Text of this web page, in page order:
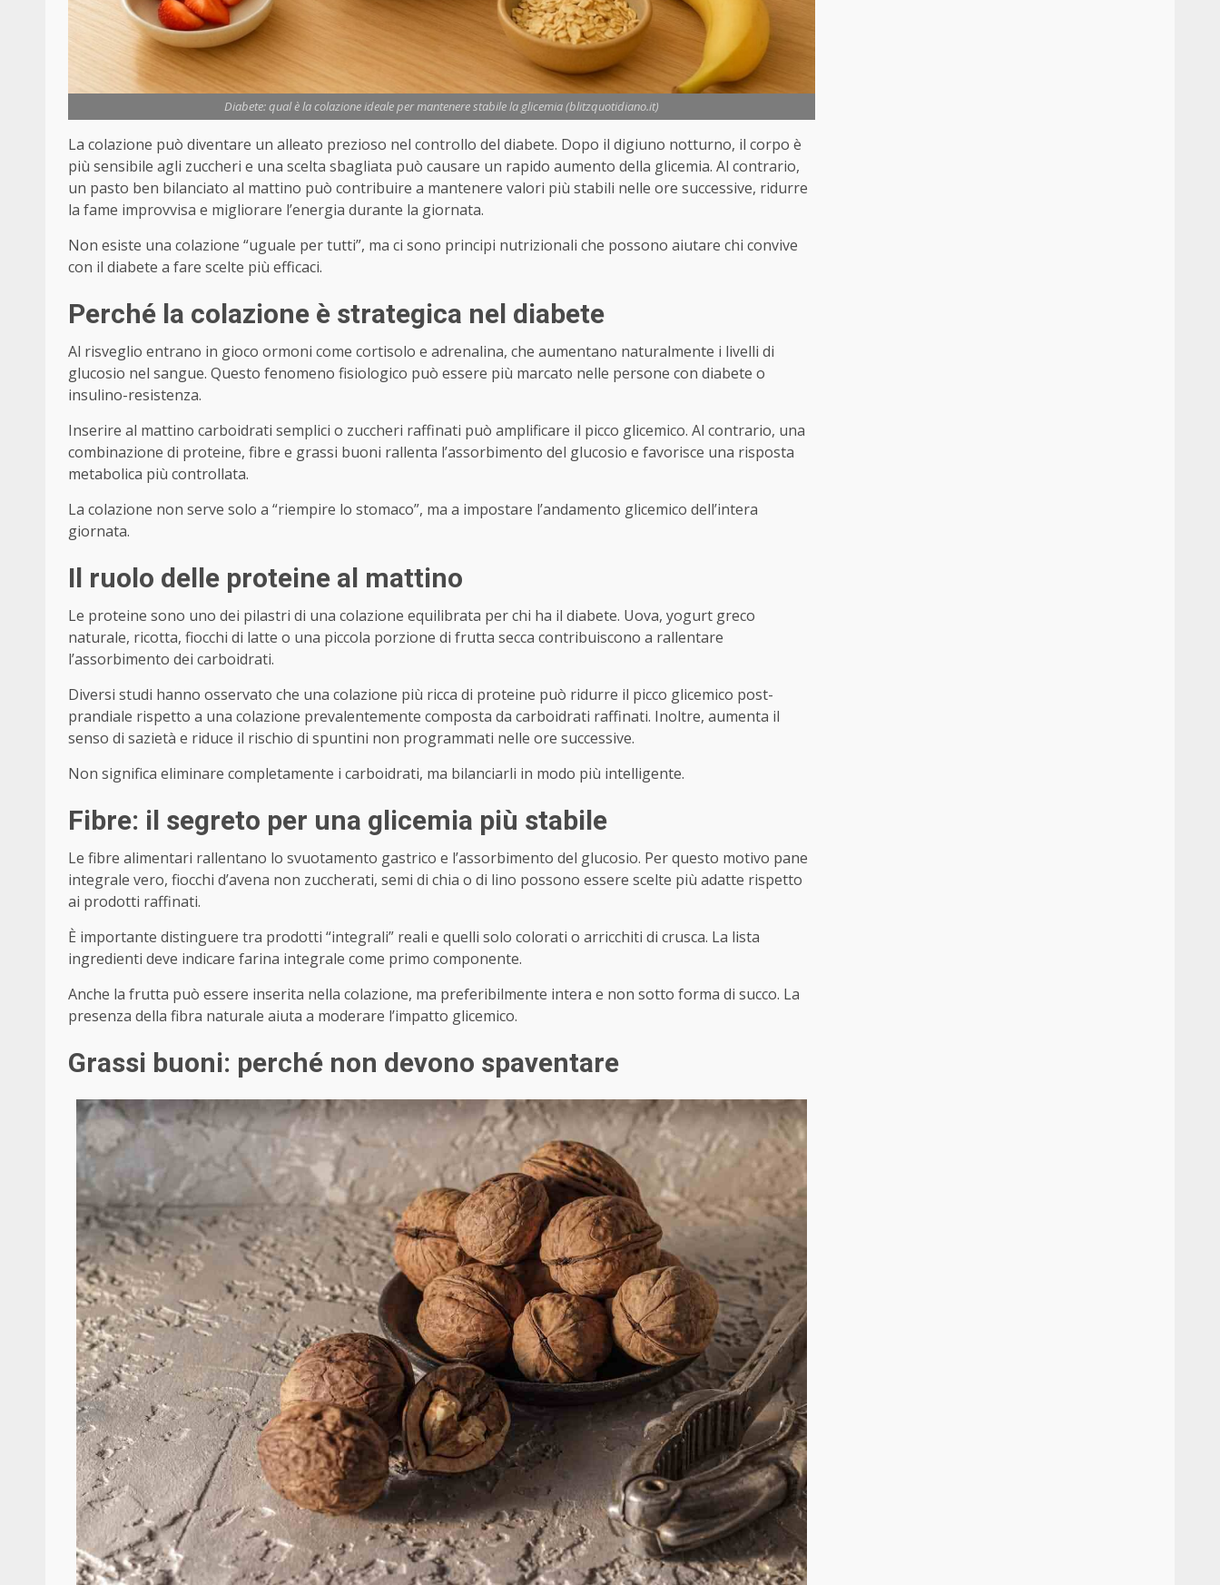
Diabete: qual è la colazione ideale per mantenere stabile la glicemia (blitzquotidiano.it)
La colazione può diventare un alleato prezioso nel controllo del diabete. Dopo il digiuno notturno, il corpo è
più sensibile agli zuccheri e una scelta sbagliata può causare un rapido aumento della glicemia. Al contrario,
un pasto ben bilanciato al mattino può contribuire a mantenere valori più stabili nelle ore successive, ridurre
la fame improvvisa e migliorare l’energia durante la giornata.
Non esiste una colazione “uguale per tutti”, ma ci sono principi nutrizionali che possono aiutare chi convive
con il diabete a fare scelte più efficaci.
Perché la colazione è strategica nel diabete
Al risveglio entrano in gioco ormoni come cortisolo e adrenalina, che aumentano naturalmente i livelli di
glucosio nel sangue. Questo fenomeno fisiologico può essere più marcato nelle persone con diabete o
insulino-resistenza.
Inserire al mattino carboidrati semplici o zuccheri raffinati può amplificare il picco glicemico. Al contrario, una
combinazione di proteine, fibre e grassi buoni rallenta l’assorbimento del glucosio e favorisce una risposta
metabolica più controllata.
La colazione non serve solo a “riempire lo stomaco”, ma a impostare l’andamento glicemico dell’intera
giornata.
Il ruolo delle proteine al mattino
Le proteine sono uno dei pilastri di una colazione equilibrata per chi ha il diabete. Uova, yogurt greco
naturale, ricotta, fiocchi di latte o una piccola porzione di frutta secca contribuiscono a rallentare
l’assorbimento dei carboidrati.
Diversi studi hanno osservato che una colazione più ricca di proteine può ridurre il picco glicemico post-
prandiale rispetto a una colazione prevalentemente composta da carboidrati raffinati. Inoltre, aumenta il
senso di sazietà e riduce il rischio di spuntini non programmati nelle ore successive.
Non significa eliminare completamente i carboidrati, ma bilanciarli in modo più intelligente.
Fibre: il segreto per una glicemia più stabile
Le fibre alimentari rallentano lo svuotamento gastrico e l’assorbimento del glucosio. Per questo motivo pane
integrale vero, fiocchi d’avena non zuccherati, semi di chia o di lino possono essere scelte più adatte rispetto
ai prodotti raffinati.
È importante distinguere tra prodotti “integrali” reali e quelli solo colorati o arricchiti di crusca. La lista
ingredienti deve indicare farina integrale come primo componente.
Anche la frutta può essere inserita nella colazione, ma preferibilmente intera e non sotto forma di succo. La
presenza della fibra naturale aiuta a moderare l’impatto glicemico.
Grassi buoni: perché non devono spaventare